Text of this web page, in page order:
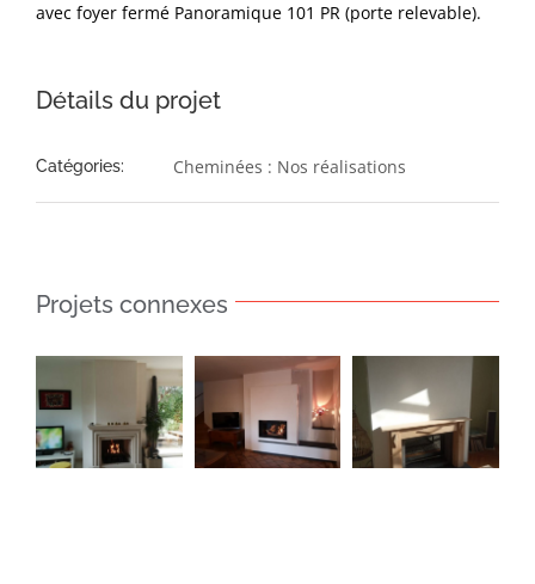
avec foyer fermé Panoramique 101 PR (porte relevable).
Détails du projet
Catégories: Cheminées : Nos réalisations
Projets connexes